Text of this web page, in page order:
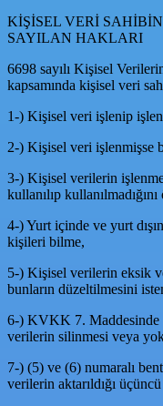
KİŞİSEL VERİ
SAYILAN HAKLARI
6698 sayılı Kişisel
kapsamında kişisel veri
1-) Kişisel veri işlenip
2-) Kişisel veri işlenmişse
3-) Kişisel verilerin
kullanılıp
4-) Yurt içinde ve yurt
kişileri bilme,
5-) Kişisel verilerin eksik
bunların düzeltilmesini
6-) KVKK 7. Maddesinde
verilerin silinmesi veya
7-) (5) ve (6) numaralı
verilerin aktarıldığı